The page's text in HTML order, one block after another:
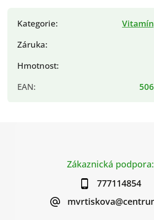
Kategorie:
Záruka:
Hmotnost:
EAN:
Zákaznická podpora:
777114854